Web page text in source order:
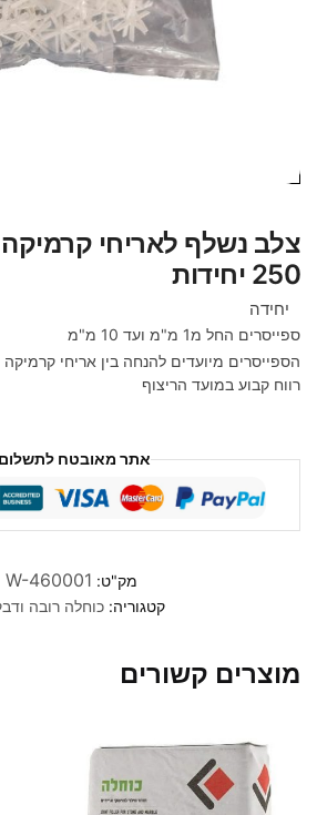
250 יחידות
יחידה
ספייסרים החל מ1 מ"מ ועד 10 מ"מ
הספייסרים מיועדים להנחה בין אריחי
רווח קבוע במועד הריצוף
אתר מאובטח לתשלום
מק"ט: W-460001
קטגוריה: כוחלה רובה
מוצרים קשורים